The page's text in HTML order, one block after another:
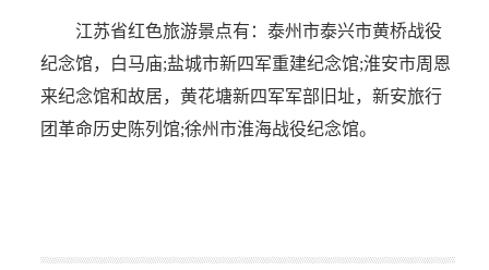
江苏省红色旅游景点有：泰州市泰兴市黄桥战役
纪念馆，白马庙;盐城市新四军重建纪念馆;淮安市周恩
来纪念馆和故居，黄花塘新四军军部旧址，新安旅行
团革命历史陈列馆;徐州市淮海战役纪念馆。